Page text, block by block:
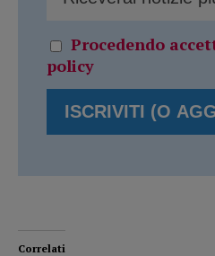
Procedendo
policy
Correlati